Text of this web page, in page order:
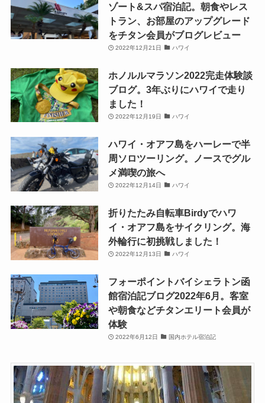
ゾート&スパ宿泊記。朝食やレス
トラン、お部屋のアップグレード
をチタン会員がブログレビュー
2022年12月21日 ハワイ
ホノルルマラソン2022完走体験談
ブログ。3年ぶりにハワイで走り
ました！
2022年12月19日 ハワイ
ハワイ・オアフ島をハーレーで半
周ソロツーリング。ノースでグル
メ満喫の旅へ
2022年12月14日 ハワイ
折りたたみ自転車Birdyでハワ
イ・オアフ島をサイクリング。海
外輪行に初挑戦しました！
2022年12月13日 ハワイ
フォーポイントバイシェラトン函
館宿泊記ブログ2022年6月。客室
や朝食などチタンエリート会員が
体験
2022年6月12日 国内ホテル宿泊記